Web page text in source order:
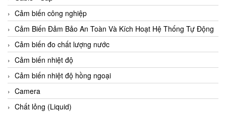
AIKOH
AINUO Vietnam
AIR MAJOR
Aira Euro Automation
Airtac Vietnam
Airtec Vietnam
AI-Tek Vietnam
Cảm biến công nghiệp
Cảm Biến Đảm Bảo An Toàn Và Kích Hoạt Hệ Thống Tự Động
Cảm biến đo chất lượng nước
Cảm biến nhiệt độ
Cảm biến nhiệt độ hồng ngoại
Camera
Chất lỏng (Liquid)